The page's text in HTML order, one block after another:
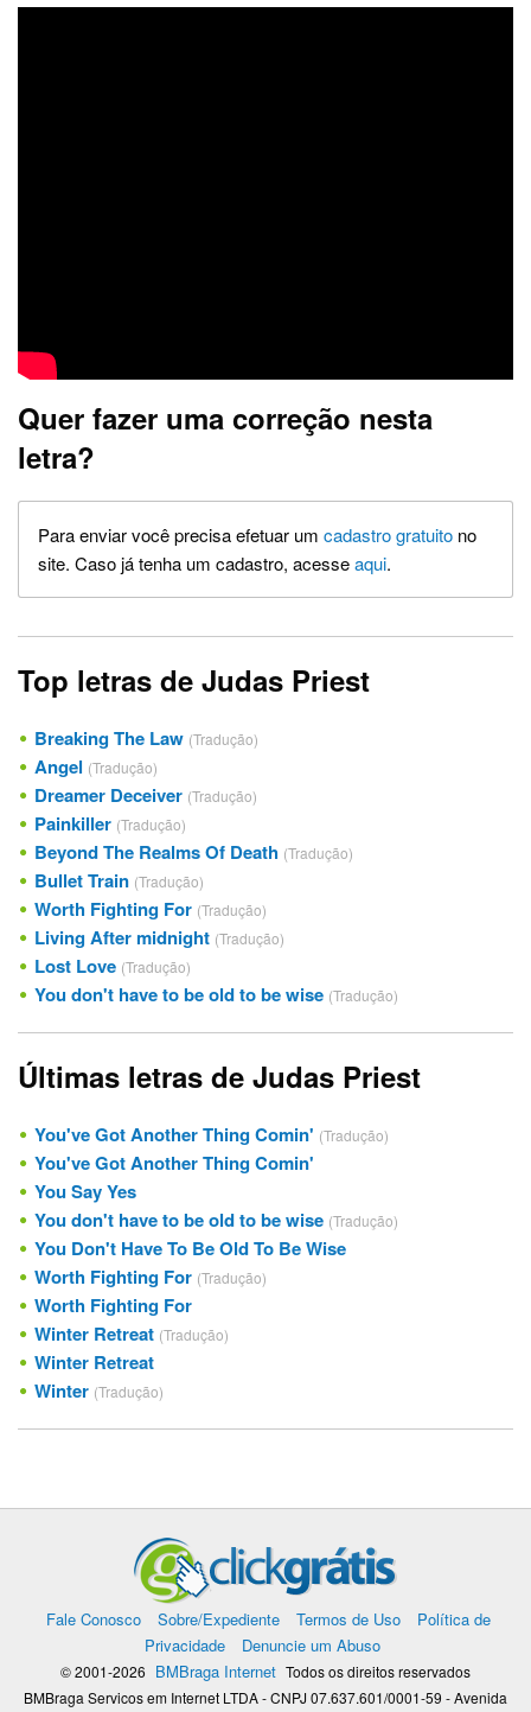
Quer fazer uma correção nesta
letra?
Para enviar você precisa efetuar um cadastro gratuito no
site. Caso já tenha um cadastro, acesseaqui.
Top letras de Judas Priest
Breaking The Law (Tradução)
Angel (Tradução)
Dreamer Deceiver (Tradução)
Painkiller (Tradução)
Beyond The Realms Of Death (Tradução)
Bullet Train (Tradução)
Worth Fighting For (Tradução)
Living After midnight (Tradução)
Lost Love (Tradução)
You don't have to be old to be wise (Tradução)
Últimas letras de Judas Priest
You've Got Another Thing Comin' (Tradução)
You've Got Another Thing Comin'
You Say Yes
You don't have to be old to be wise (Tradução)
You Don't Have To Be Old To Be Wise
Worth Fighting For (Tradução)
Worth Fighting For
Winter Retreat (Tradução)
Winter Retreat
Winter (Tradução)
Fale Conosco Sobre/Expediente Termos de Uso
Política de
Privacidade
Denuncie um Abuso
© 2001-2026 BMBraga Internet Todos os direitos reservados
BMBraga Servicos em Internet LTDA - CNPJ 07.637.601/0001-59 - Avenida